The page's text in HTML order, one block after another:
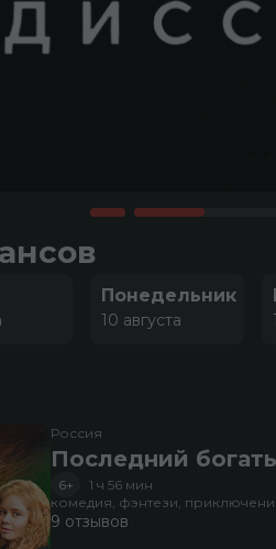
Понедельник
10 августа
Россия
Последний
6+
1 ч 56 мин
комедия, фэнтези,
9 отзывов